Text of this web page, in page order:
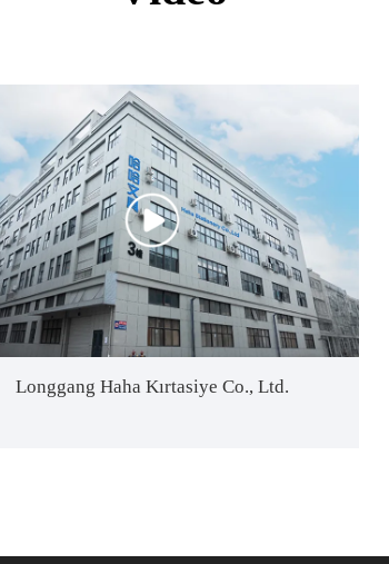
Longgang Haha Kırtasiye Co., Ltd.